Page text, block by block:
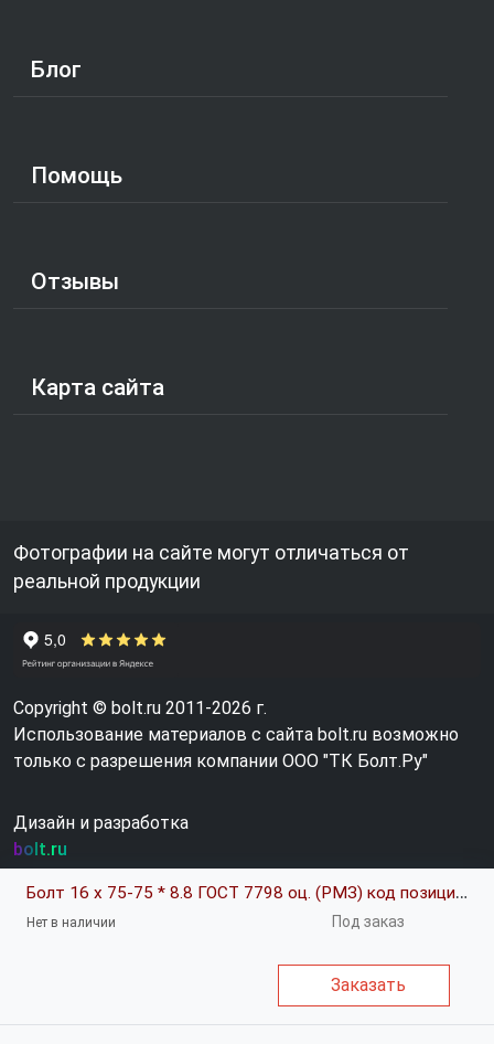
Болт 16 х 75-75 * 8.8 ГОСТ 7798 оц. (РМЗ) код позиции 0381275
Нет в наличии Под заказ
Заказать
Блог
Помощь
Отзывы
Карта сайта
Фотографии на сайте могут отличаться от
реальной продукции
Copyright © bolt.ru 2011-2026 г.
Использование материалов с сайта bolt.ru возможно
только с разрешения компании ООО "ТК Болт.Ру"
Дизайн и разработка
bolt.ru